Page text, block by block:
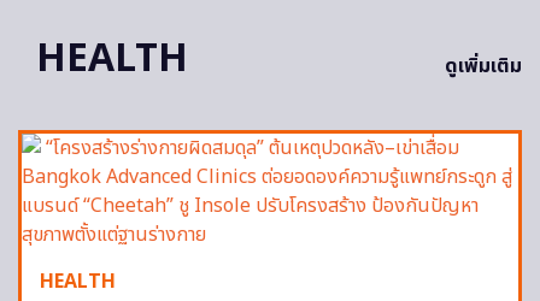
HEALTH ดูเพิ่มเติม
HEALTH